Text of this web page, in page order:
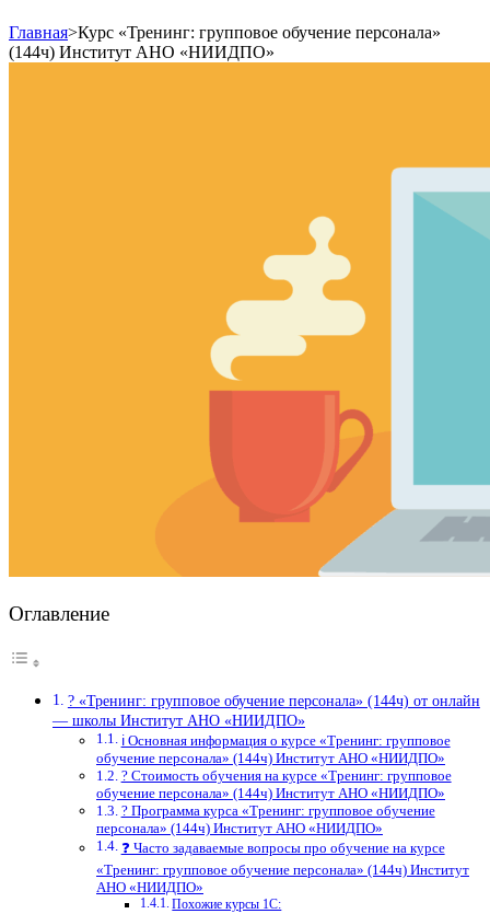
Главная>Курс «Тренинг: групповое обучение персонала»
(144ч) Институт АНО «НИИДПО»
Оглавление
? «Тренинг: групповое обучение персонала» (144ч) от онлайн
— школы Институт АНО «НИИДПО»
ℹ️ Основная информация о курсе «Тренинг: групповое
обучение персонала» (144ч) Институт АНО «НИИДПО»
? Стоимость обучения на курсе «Тренинг: групповое
обучение персонала» (144ч) Институт АНО «НИИДПО»
? Программа курса «Тренинг: групповое обучение
персонала» (144ч) Институт АНО «НИИДПО»
❓ Часто задаваемые вопросы про обучение на курсе
«Тренинг: групповое обучение персонала» (144ч) Институт
АНО «НИИДПО»
Похожие курсы 1С: